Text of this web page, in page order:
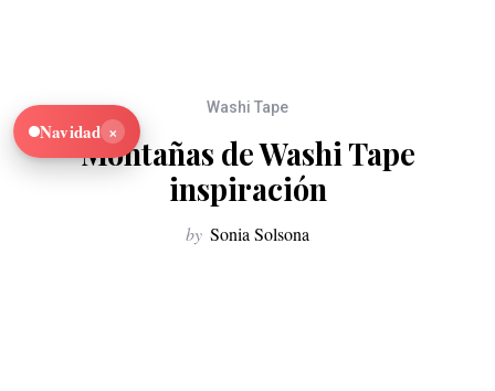
Washi Tape
Montañas de Washi Tape
inspiración
by Sonia Solsona
Navidad ×